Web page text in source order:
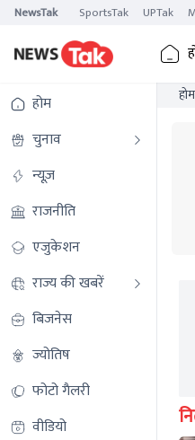
NewsTak SportsTak UPTak
होम
चुनाव
न्यूज़
राजनीति
एजुकेशन
राज्य की खबरें
बिजनेस
ज्योतिष
फोटो गैलरी
वीडियो
होम